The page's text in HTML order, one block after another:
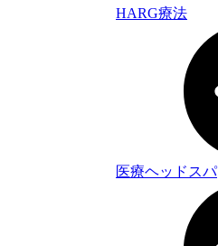
HARG療法
医療ヘッドスパ